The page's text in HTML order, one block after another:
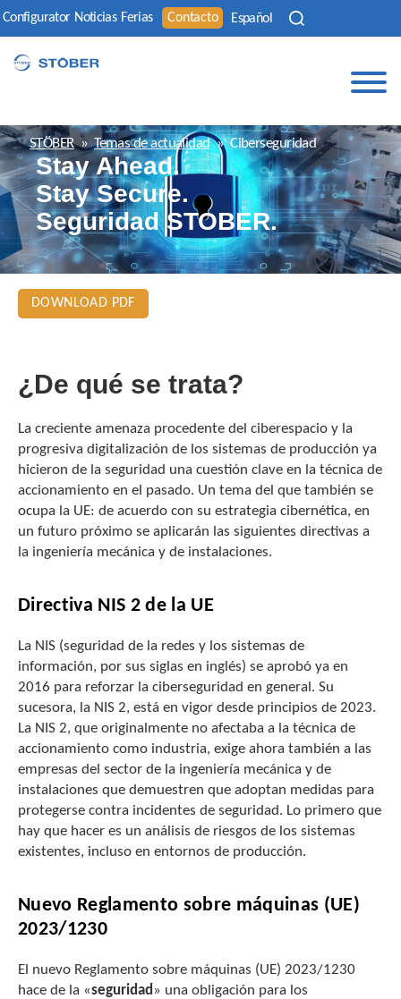
Configurator Noticias Ferias Contacto Español
STÖBER » Temas de actualidad » Ciberseguridad
Stay Ahead.
Stay Secure.
Seguridad STOBER.
DOWNLOAD PDF
¿De qué se trata?
La creciente amenaza procedente del ciberespacio y la
progresiva digitalización de los sistemas de producción ya
hicieron de la seguridad una cuestión clave en la técnica de
accionamiento en el pasado. Un tema del que también se
ocupa la UE: de acuerdo con su estrategia cibernética, en
un futuro próximo se aplicarán las siguientes directivas a
la ingeniería mecánica y de instalaciones.
Directiva NIS 2 de la UE
La NIS (seguridad de la redes y los sistemas de
información, por sus siglas en inglés) se aprobó ya en
2016 para reforzar la ciberseguridad en general. Su
sucesora, la NIS 2, está en vigor desde principios de 2023.
La NIS 2, que originalmente no afectaba a la técnica de
accionamiento como industria, exige ahora también a las
empresas del sector de la ingeniería mecánica y de
instalaciones que demuestren que adoptan medidas para
protegerse contra incidentes de seguridad. Lo primero que
hay que hacer es un análisis de riesgos de los sistemas
existentes, incluso en entornos de producción.
Nuevo Reglamento sobre máquinas (UE)
2023/1230
El nuevo Reglamento sobre máquinas (UE) 2023/1230
hace de la «seguridad » una obligación para los